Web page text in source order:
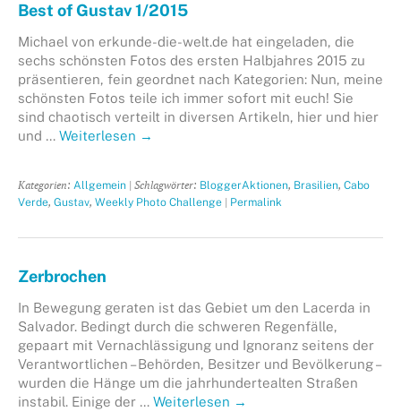
Best of Gustav 1/2015
Michael von erkunde-die-welt.de hat eingeladen, die
sechs schönsten Fotos des ersten Halbjahres 2015 zu
präsentieren, fein geordnet nach Kategorien: Nun, meine
schönsten Fotos teile ich immer sofort mit euch! Sie
sind chaotisch verteilt in diversen Artikeln, hier und hier
und … Weiterlesen →
Kategorien: Allgemein | Schlagwörter: BloggerAktionen, Brasilien, Cabo
Verde, Gustav, Weekly Photo Challenge | Permalink
Zerbrochen
In Bewegung geraten ist das Gebiet um den Lacerda in
Salvador. Bedingt durch die schweren Regenfälle,
gepaart mit Vernachlässigung und Ignoranz seitens der
Verantwortlichen – Behörden, Besitzer und Bevölkerung –
wurden die Hänge um die jahrhundertealten Straßen
instabil. Einige der … Weiterlesen →